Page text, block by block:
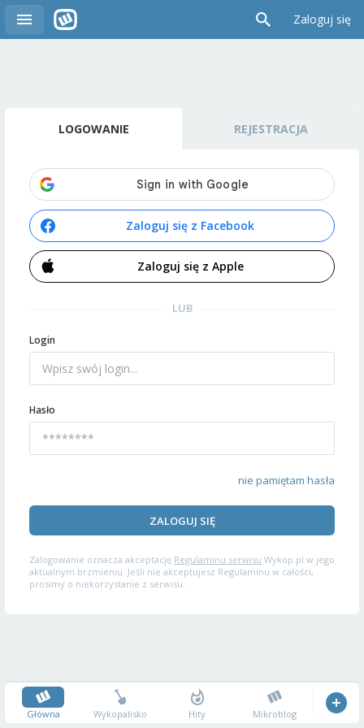
Zaloguj się
LOGOWANIE REJESTRACJA
Zaloguj się z Facebook
Zaloguj się z Apple
LUB
Login
Hasło
nie pamiętam hasła
ZALOGUJ SIĘ
Zalogowanie oznacza akceptację Regulaminu serwisu Wykop.pl w jego
aktualnym brzmieniu. Jeśli nie akceptujesz Regulaminu w całości,
prosimy o niekorzystanie z serwisu.
Główna Wykopalisko Hity Mikroblog